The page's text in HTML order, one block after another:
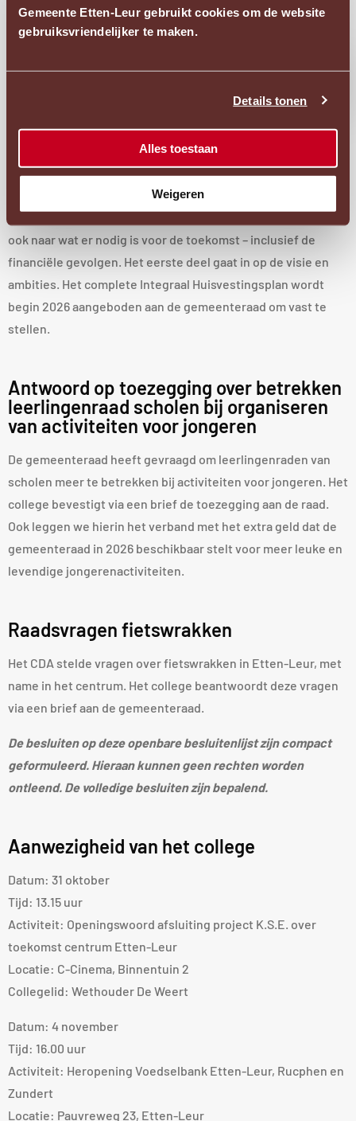
Gemeente Etten-Leur gebruikt cookies om de website
gebruiksvriendelijker te maken.
Details tonen
Alles toestaan
Weigeren
Raadsinformatiebrief Integraal
Integraal Huisvestingsplan (IHP) voor het onderwijs in Etten-
Leur. Dit plan is een update van het IHP uit 2019 en beschrijft
hoe we tot en met 2030 willen omgaan met onze
schoolgebouwen, brede scholen en multifunctionele
In het IHP kijken we niet alleen naar de huidige situatie, maar
ook naar wat er nodig is voor de toekomst – inclusief de
financiële gevolgen. Het eerste deel gaat in op de visie en
ambities. Het complete Integraal Huisvestingsplan wordt
begin 2026 aangeboden aan de gemeenteraad om vast te
stellen.
Antwoord op toezegging over betrekken
leerlingenraad scholen bij organiseren
van activiteiten voor jongeren
De gemeenteraad heeft gevraagd om leerlingenraden van
scholen meer te betrekken bij activiteiten voor jongeren. Het
college bevestigt via een brief de toezegging aan de raad.
Ook leggen we hierin het verband met het extra geld dat de
gemeenteraad in 2026 beschikbaar stelt voor meer leuke en
levendige jongerenactiviteiten.
Raadsvragen fietswrakken
Het CDA stelde vragen over fietswrakken in Etten-Leur, met
name in het centrum. Het college beantwoordt deze vragen
via een brief aan de gemeenteraad.
De besluiten op deze openbare besluitenlijst zijn compact
geformuleerd. Hieraan kunnen geen rechten worden
ontleend. De volledige besluiten zijn bepalend.
Aanwezigheid van het college
Datum: 31 oktober
Tijd: 13.15 uur
Activiteit: Openingswoord afsluiting project K.S.E. over
toekomst centrum Etten-Leur
Locatie: C-Cinema, Binnentuin 2
Collegelid: Wethouder De Weert
Datum: 4 november
Tijd: 16.00 uur
Activiteit: Heropening Voedselbank Etten-Leur, Rucphen en
Zundert
Locatie: Pauvreweg 23, Etten-Leur